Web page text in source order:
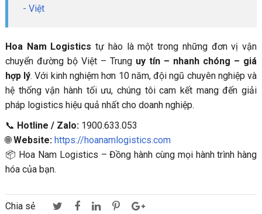
- Việt
Hoa Nam Logistics tự hào là một trong những đơn vị vận
chuyển đường bộ Việt – Trung uy tín – nhanh chóng – giá
hợp lý. Với kinh nghiệm hơn 10 năm, đội ngũ chuyên nghiệp và
hệ thống vận hành tối ưu, chúng tôi cam kết mang đến giải
pháp logistics hiệu quả nhất cho doanh nghiệp.
📞 Hotline / Zalo: 1900.633.053
🌐Website: https://hoanamlogistics.com
📦 Hoa Nam Logistics – Đồng hành cùng mọi hành trình hàng
hóa của bạn.
Chia sẻ